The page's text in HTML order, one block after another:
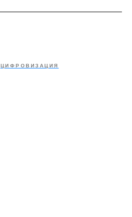
ЦИФРОВИЗАЦИЯ